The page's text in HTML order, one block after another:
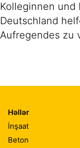
Kolleginnen und
Deutschland
Aufregendes zu
Həllər
İnşaat
Beton